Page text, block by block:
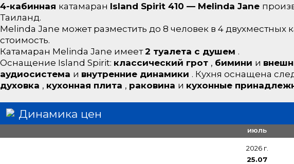
4-кабинная катамаран Island Spirit 410 — Melinda Jane
Таиланд.
Melinda Jane может разместить до 8 человек в 4
стоимость.
Катамаран Melinda Jane имеет2 туалета с душем .
Оснащение Island Spirit: классический грот , бимини и
аудиосистема и внутренние динамики . Кухня оснащена
духовка , кухонная плита , раковина и кухонные
Динамика цен
июль
2026 г.
25.07